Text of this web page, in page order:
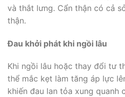
và thắt lưng. Cẩn thận có cả
thận.
Đau khởi phát khi ngồi lâu
Khi ngồi lâu hoặc thay đổi tư
thể mắc kẹt làm tăng áp lực
khiến đau lan tỏa xung quanh